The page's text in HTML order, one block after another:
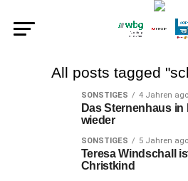
All posts tagged
SONSTIGES 4 Jahren ago
Das Sternenhaus
wieder
SONSTIGES 5 Jahren ago
Teresa Windschall
Christkind